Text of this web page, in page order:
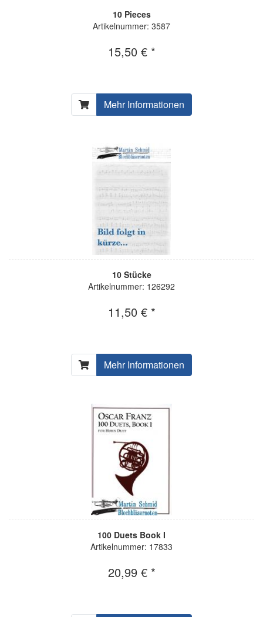
10 Pieces
Artikelnummer: 3587
15,50 € *
Mehr Informationen
10 Stücke
Artikelnummer: 126292
11,50 € *
Mehr Informationen
100 Duets Book I
Artikelnummer: 17833
20,99 € *